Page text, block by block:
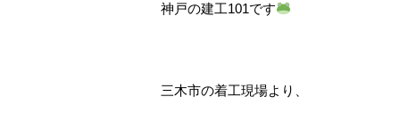
神戸の建工101です
三木市の着工現場より、